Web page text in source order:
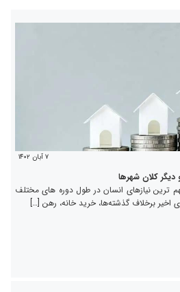
۷ آبان ۱۴۰۲
دیگر کلان شهرها
ترین نیازهای انسان در طول دوره های مختلف
برخلاف گذشته‌ها، خرید خانه، رهن […]